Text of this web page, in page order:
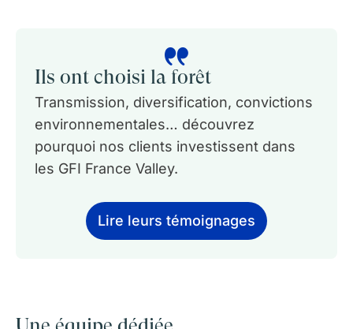
Ils ont choisi la forêt
Transmission, diversification, convictions
environnementales… découvrez
pourquoi nos clients investissent dans
les GFI France Valley.
Lire leurs témoignages